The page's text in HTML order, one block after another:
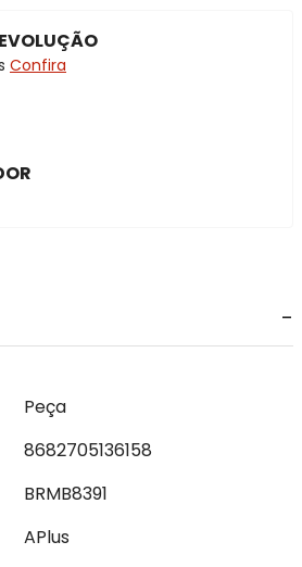
Confira
Peça
8682705136158
BRMB8391
APlus